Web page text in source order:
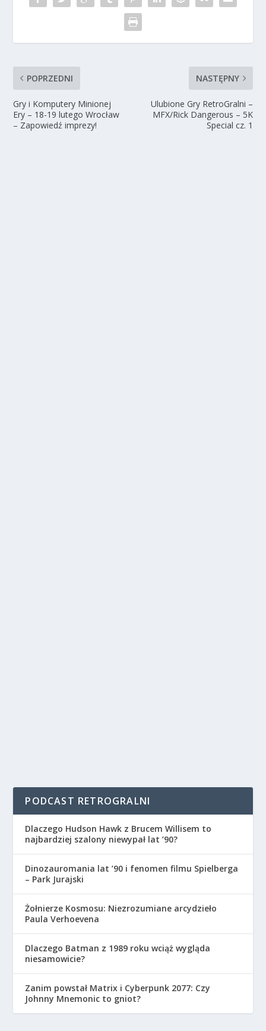
POPRZEDNI
Gry i Komputery Minionej
Ery – 18-19 lutego Wrocław
– Zapowiedź imprezy!
NASTĘPNY
Ulubione Gry RetroGralni –
MFX/Rick Dangerous – 5K
Special cz. 1
PODCAST RETROGRALNI
Dlaczego Hudson Hawk z Brucem Willisem to
najbardziej szalony niewypał lat ’90?
Dinozauromania lat ’90 i fenomen filmu Spielberga
– Park Jurajski
Żołnierze Kosmosu: Niezrozumiane arcydzieło
Paula Verhoevena
Dlaczego Batman z 1989 roku wciąż wygląda
niesamowicie?
Zanim powstał Matrix i Cyberpunk 2077: Czy
Johnny Mnemonic to gniot?